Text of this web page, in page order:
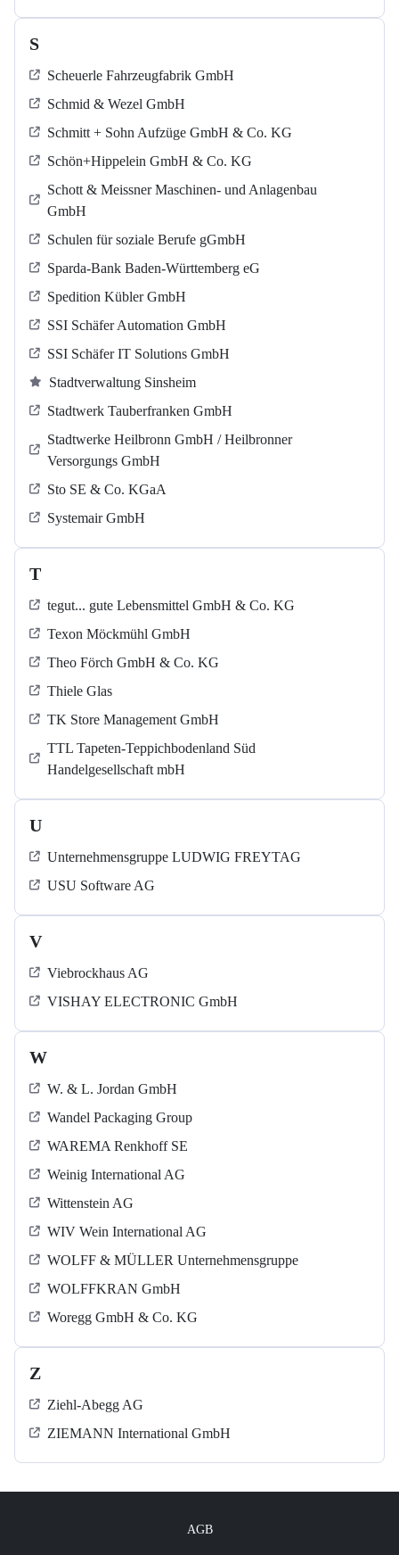
S
Scheuerle Fahrzeugfabrik GmbH
Schmid & Wezel GmbH
Schmitt + Sohn Aufzüge GmbH & Co. KG
Schön+Hippelein GmbH & Co. KG
Schott & Meissner Maschinen- und Anlagenbau
GmbH
Schulen für soziale Berufe gGmbH
Sparda-Bank Baden-Württemberg eG
Spedition Kübler GmbH
SSI Schäfer Automation GmbH
SSI Schäfer IT Solutions GmbH
Stadtverwaltung Sinsheim
Stadtwerk Tauberfranken GmbH
Stadtwerke Heilbronn GmbH / Heilbronner
Versorgungs GmbH
Sto SE & Co. KGaA
Systemair GmbH
T
tegut... gute Lebensmittel GmbH & Co. KG
Texon Möckmühl GmbH
Theo Förch GmbH & Co. KG
Thiele Glas
TK Store Management GmbH
TTL Tapeten-Teppichbodenland Süd
Handelgesellschaft mbH
U
Unternehmensgruppe LUDWIG FREYTAG
USU Software AG
V
Viebrockhaus AG
VISHAY ELECTRONIC GmbH
W
W. & L. Jordan GmbH
Wandel Packaging Group
WAREMA Renkhoff SE
Weinig International AG
Wittenstein AG
WIV Wein International AG
WOLFF & MÜLLER Unternehmensgruppe
WOLFFKRAN GmbH
Woregg GmbH & Co. KG
Z
Ziehl-Abegg AG
ZIEMANN International GmbH
AGB